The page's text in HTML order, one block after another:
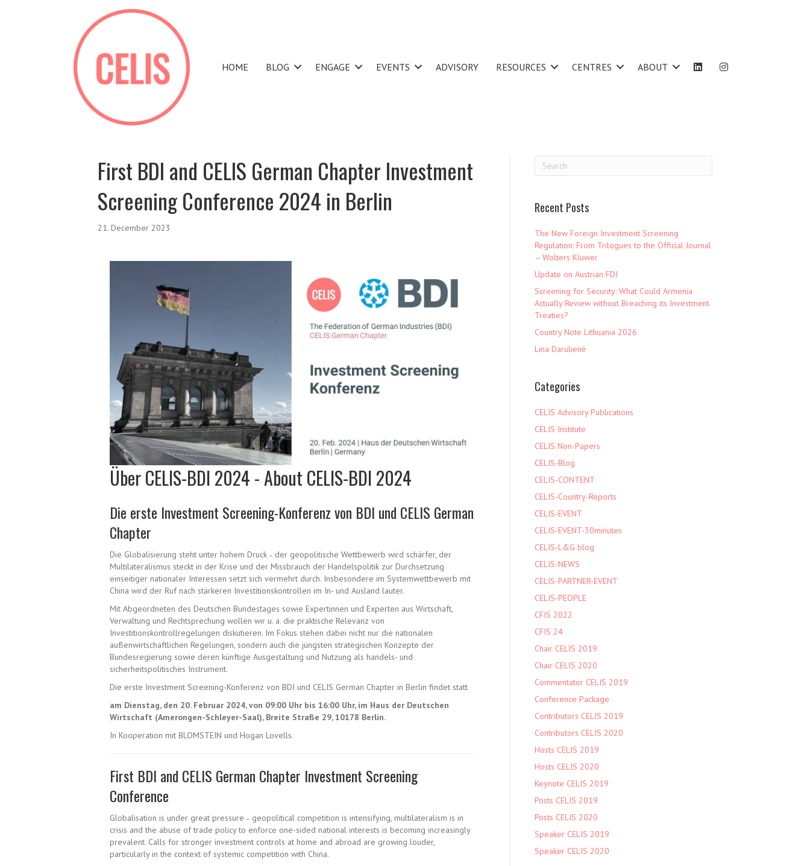
HOME BLOG ENGAGE EVENTS ADVISORY RESOURCES CENTRES ABOUT
First BDI and CELIS German Chapter Investment
Screening Conference 2024 in Berlin
21. December 2023
Über CELIS-BDI 2024 - About CELIS-BDI 2024
Die erste Investment Screening-Konferenz von BDI und CELIS German
Chapter
Die Globalisierung steht unter hohem Druck ˗ der geopolitische Wettbewerb wird schärfer, der
Multilateralismus steckt in der Krise und der Missbrauch der Handelspolitik zur Durchsetzung
einseitiger nationaler Interessen setzt sich vermehrt durch. Insbesondere im Systemwettbewerb mit
China wird der Ruf nach stärkeren Investitionskontrollen im In- und Ausland lauter.
Mit Abgeordneten des Deutschen Bundestages sowie Expertinnen und Experten aus Wirtschaft,
Verwaltung und Rechtsprechung wollen wir u. a. die praktische Relevanz von
Investitionskontrollregelungen diskutieren. Im Fokus stehen dabei nicht nur die nationalen
außenwirtschaftlichen Regelungen, sondern auch die jüngsten strategischen Konzepte der
Bundesregierung sowie deren künftige Ausgestaltung und Nutzung als handels- und
sicherheitspolitisches Instrument.
Die erste Investment Screening-Konferenz von BDI und CELIS German Chapter in Berlin findet statt
am Dienstag, den 20. Februar 2024, von 09:00 Uhr bis 16:00 Uhr, im Haus der Deutschen
Wirtschaft (Amerongen-Schleyer-Saal), Breite Straße 29, 10178 Berlin.
In Kooperation mit BLOMSTEIN und Hogan Lovells.
First BDI and CELIS German Chapter Investment Screening
Conference
Globalisation is under great pressure ˗ geopolitical competition is intensifying, multilateralism is in
crisis and the abuse of trade policy to enforce one-sided national interests is becoming increasingly
prevalent. Calls for stronger investment controls at home and abroad are growing louder,
particularly in the context of systemic competition with China.
Recent Posts
The New Foreign Investment Screening
Regulation: From Trilogues to the Official Journal
– Wolters Kluwer
Update on Austrian FDI
Screening for Security: What Could Armenia
Actually Review without Breaching its Investment
Treaties?
Country Note Lithuania 2026
Lina Darulienė
Categories
CELIS Advisory Publications
CELIS Institute
CELIS Non-Papers
CELIS-Blog
CELIS-CONTENT
CELIS-Country-Reports
CELIS-EVENT
CELIS-EVENT-30minutes
CELIS-L&G blog
CELIS-NEWS
CELIS-PARTNER-EVENT
CELIS-PEOPLE
CFIS 2022
CFIS 24
Chair CELIS 2019
Chair CELIS 2020
Commentator CELIS 2019
Conference Package
Contributors CELIS 2019
Contributors CELIS 2020
Hosts CELIS 2019
Hosts CELIS 2020
Keynote CELIS 2019
Posts CELIS 2019
Posts CELIS 2020
Speaker CELIS 2019
Speaker CELIS 2020